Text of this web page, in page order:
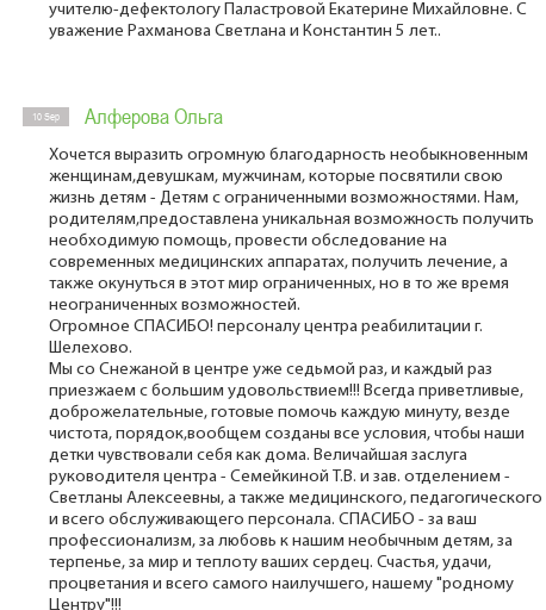
учителю-дефектологу Паластровой Екатерине Михайловне. С
уважение Рахманова Светлана и Константин 5 лет..
10 Sep Алферова Ольга
Хочется выразить огромную благодарность необыкновенным
женщинам,девушкам, мужчинам, которые посвятили свою
жизнь детям - Детям с ограниченными возможностями. Нам,
родителям,предоставлена уникальная возможность получить
необходимую помощь, провести обследование на
современных медицинских аппаратах, получить лечение, а
также окунуться в этот мир ограниченных, но в то же время
неограниченных возможностей.
Огромное СПАСИБО! персоналу центра реабилитации г.
Шелехово.
Мы со Снежаной в центре уже седьмой раз, и каждый раз
приезжаем с большим удовольствием!!! Всегда приветливые,
доброжелательные, готовые помочь каждую минуту, везде
чистота, порядок,вообщем созданы все условия, чтобы наши
детки чувствовали себя как дома. Величайшая заслуга
руководителя центра - Семейкиной Т.В. и зав. отделением -
Светланы Алексеевны, а также медицинского, педагогического
и всего обслуживающего персонала. СПАСИБО - за ваш
профессионализм, за любовь к нашим необычным детям, за
терпенье, за мир и теплоту ваших сердец. Счастья, удачи,
процветания и всего самого наилучшего, нашему "родному
Центру"!!!